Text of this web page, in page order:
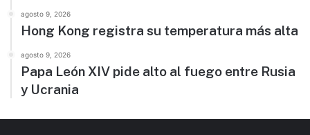
agosto 9, 2026
Hong Kong registra su temperatura más alta
agosto 9, 2026
Papa León XIV pide alto al fuego entre Rusia
y Ucrania